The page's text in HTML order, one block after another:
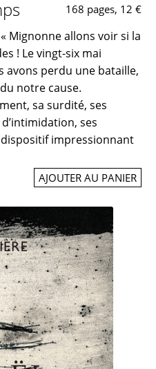
168 pages, 12 €
Mignonne allons voir si la
! Le vingt-six mai
avons perdu une bataille,
notre cause.
sa surdité, ses
ses
impressionnant
AJOUTER AU PANIER